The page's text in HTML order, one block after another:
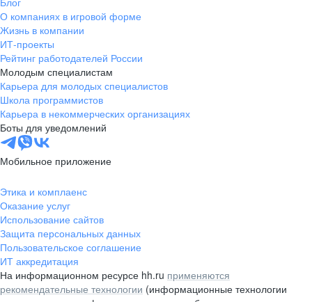
О компаниях в игровой форме
Жизнь в компании
ИТ-проекты
Рейтинг работодателей России
Молодым специалистам
Карьера для молодых специалистов
Школа программистов
Карьера в некоммерческих организациях
Боты для уведомлений
Мобильное приложение
Этика и комплаенс
Оказание услуг
Использование сайтов
Защита персональных данных
Пользовательское соглашение
ИТ аккредитация
На информационном ресурсе hh.ru применяются
рекомендательные технологии (информационные технологии